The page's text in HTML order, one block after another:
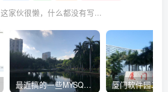
这家伙很懒，什么都没有写...
最近搞的一些MYSQL相关的docker镜像